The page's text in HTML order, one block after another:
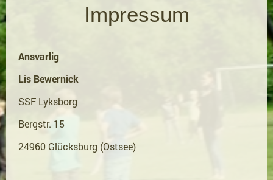
Impressum
Ansvarlig
Lis Bewernick
SSF Lyksborg
Bergstr. 15
24960 Glücksburg (Ostsee)